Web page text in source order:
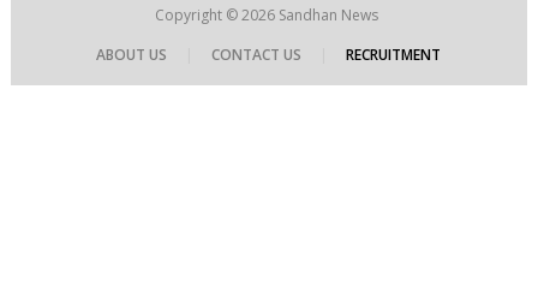
Copyright © 2026 Sandhan News
ABOUT US
CONTACT US RECRUITMENT